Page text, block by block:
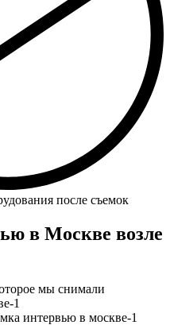
после съемок
в Москве возле
мы снимали
интервью в москве-1